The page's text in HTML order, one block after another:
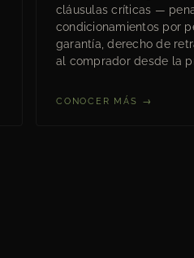
cláusulas críticas —
condicionamientos por
garantía, derecho de
al comprador desde la
CONOCER MÁS →